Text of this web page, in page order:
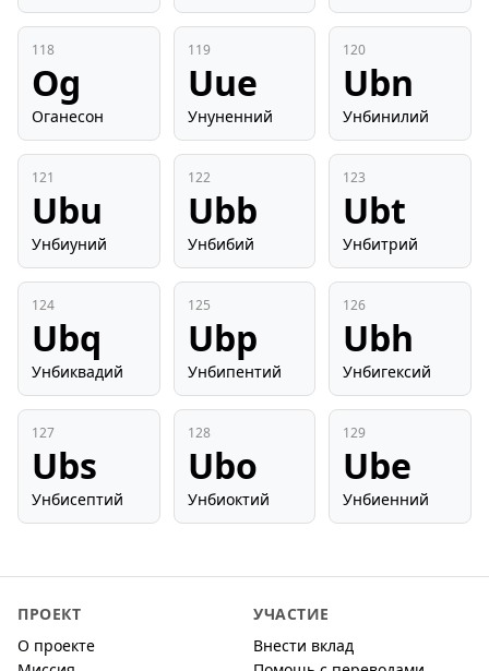
118
Og
Оганесон
119
Uue
Унуненний
120
Ubn
Унбинилий
121
Ubu
Унбиуний
122
Ubb
Унбибий
123
Ubt
Унбитрий
124
Ubq
Унбиквадий
125
Ubp
Унбипентий
126
Ubh
Унбигексий
127
Ubs
Унбисептий
128
Ubo
Унбиоктий
129
Ube
Унбиенний
ПРОЕКТ
О проекте
УЧАСТИЕ
Внести вклад